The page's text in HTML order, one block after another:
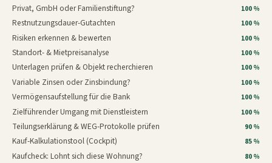
Privat, GmbH oder Familienstiftung? 100 %
Restnutzungsdauer-Gutachten 100 %
Risiken erkennen & bewerten 100 %
Standort- & Mietpreisanalyse 100 %
Unterlagen prüfen & Objekt recherchieren 100 %
Variable Zinsen oder Zinsbindung? 100 %
Vermögensaufstellung für die Bank 100 %
Zielführender Umgang mit Dienstleistern 100 %
Teilungserklärung & WEG-Protokolle prüfen 90 %
Kauf-Kalkulationstool (Cockpit) 85 %
Kaufcheck: Lohnt sich diese Wohnung? 80 %